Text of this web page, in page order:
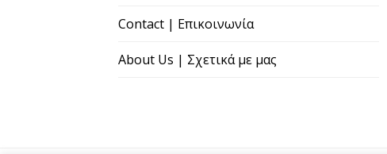
Contact | Επικοινωνία
About Us | Σχετικά με μας